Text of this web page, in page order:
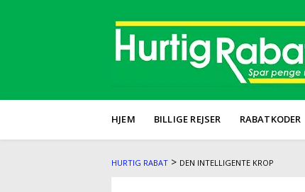
HJEM BILLIGE REJSER RABATKODER
HURTIG RABAT > DEN INTELLIGENTE KROP